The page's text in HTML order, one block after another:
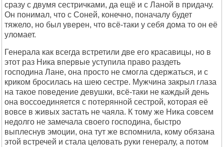
сразу с двумя сестричками, да ещё и с Ланой в придачу.
Он понимал, что с Соней, конечно, поначалу будет
тяжело, но был уверен, что всё-таки у себя дома то он её
уломает.
Генерала как всегда встретили две его красавицы, но в
этот раз Ника впервые уступила право раздеть
господина Лане, она просто не смогла сдержаться, и с
криком бросилась на шею сестре. Мужчина закрыл глаза
на такое поведение девушки, всё-таки не каждый день
она воссоединяется с потерянной сестрой, которая её
вовсе в живых застать не чаяла. К тому же Ника совсем
недолго не замечала своего господина, быстро
выплеснув эмоции, она тут же вспомнила, кому обязана
этой встречей и стала целовать руки генералу, а потом